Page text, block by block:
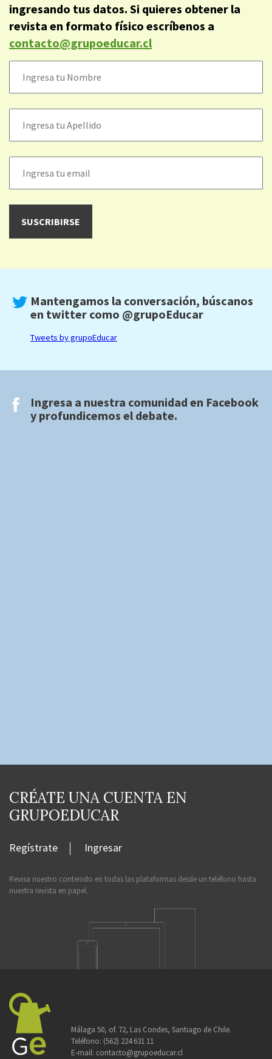
ingresando tus datos. Si quieres obtener la
revista en formato físico escríbenos a
contacto@grupoeducar.cl
Mantengamos la conversación, búscanos
en twitter como @grupoEducar
Tweets by grupoEducar
Ingresa a nuestra comunidad en Facebook
y profundicemos el debate.
CRÉATE UNA CUENTA EN
GRUPOEDUCAR
Regístrate Ingresar
Revisa nuestro contenido en todas las plataformas desde un teléfono hasta
nuestra revista en papel.
Málaga 50, of. 72, Las Condes, Santiago de Chile.
Teléfono: (562) 224 631 11
E-mail: contacto@grupoeducar.cl